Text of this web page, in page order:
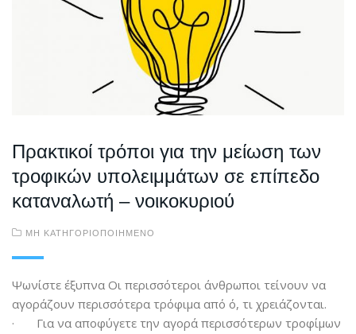
Πρακτικοί τρόποι για την μείωση των
τροφικών υπολειμμάτων σε επίπεδο
καταναλωτή – νοικοκυριού
ΜΗ ΚΑΤΗΓΟΡΙΟΠΟΙΗΜΈΝΟ
Ψωνίστε έξυπνα Οι περισσότεροι άνθρωποι τείνουν να
αγοράζουν περισσότερα τρόφιμα από ό, τι χρειάζονται.
· Για να αποφύγετε την αγορά περισσότερων τροφίμων